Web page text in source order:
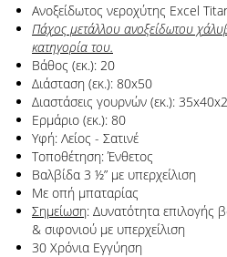
Ανοξείδωτος νεροχύτης Excel
Πάχος μετάλλου ανοξείδωτου
κατηγορία του.
Βάθος (εκ.): 20
Διάσταση (εκ.): 80x50
Διαστάσεις γουρνών (εκ.):
Ερμάριο (εκ.): 80
Υφή: Λείος - Σατινέ
Τοποθέτηση: Ένθετος
Βαλβίδα 3 ½” με υπερχείλιση
Με οπή μπαταρίας
Σημείωση: Δυνατότητα επιλογής
& σιφονιού με υπερχείλιση
30 Χρόνια Εγγύηση